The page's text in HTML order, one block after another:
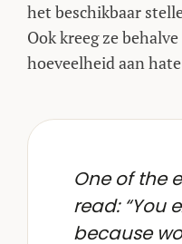
het beschikbaar
Ook kreeg ze
hoeveelheid aan
One of the
read: “You
because